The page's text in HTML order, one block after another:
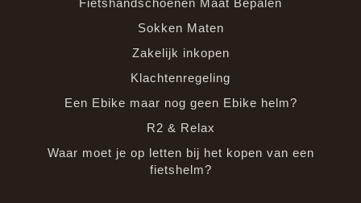
Fietshandschoenen Maat Bepalen
Sokken Maten
Zakelijk inkopen
Klachtenregeling
Een Ebike maar nog geen Ebike helm?
R2 & Relax
Waar moet je op letten bij het kopen van een
fietshelm?